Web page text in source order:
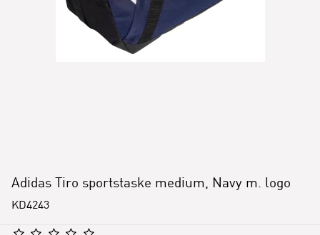
Adidas Tiro sportstaske medium, Navy m. logo
KD4243